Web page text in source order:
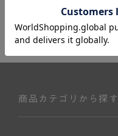
商品カテゴリから探す